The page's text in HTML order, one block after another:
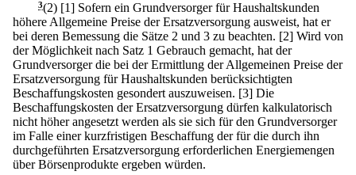
3(2) [1] Sofern ein Grundversorger für Haushaltskunden
höhere Allgemeine Preise der Ersatzversorgung ausweist, hat er
bei deren Bemessung die Sätze 2 und 3 zu beachten. [2] Wird von
der Möglichkeit nach Satz 1 Gebrauch gemacht, hat der
Grundversorger die bei der Ermittlung der Allgemeinen Preise der
Ersatzversorgung für Haushaltskunden berücksichtigten
Beschaffungskosten gesondert auszuweisen. [3] Die
Beschaffungskosten der Ersatzversorgung dürfen kalkulatorisch
nicht höher angesetzt werden als sie sich für den Grundversorger
im Falle einer kurzfristigen Beschaffung der für die durch ihn
durchgeführten Ersatzversorgung erforderlichen Energiemengen
über Börsenprodukte ergeben würden.